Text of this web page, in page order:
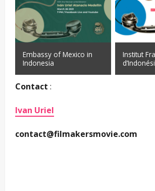
Embassy of Mexico in
Indonesia
Institut
Contact :
Ivan Uriel
contact@filmakersmovie.com